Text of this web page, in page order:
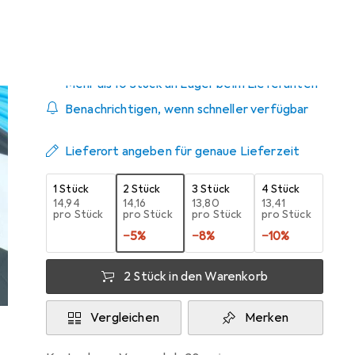
Mehr als 10 Stück an Lager beim Lieferanten
Benachrichtigen, wenn schneller verfügbar
Lieferort angeben für genaue Lieferzeit
1 Stück
EUR
14,94
pro Stück
2 Stück
EUR
14,16
pro Stück
−5%
3 Stück
EUR
13,80
pro Stück
−8%
4 Stück
EUR
13,41
pro Stück
−10%
2 Stück in den Warenkorb
Vergleichen Merken